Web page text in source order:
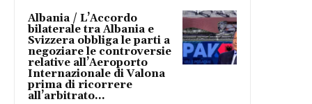
Albania / L’Accordo
bilaterale tra Albania e
Svizzera obbliga le parti a
negoziare le controversie
relative all’Aeroporto
Internazionale di Valona
prima di ricorrere
all’arbitrato...